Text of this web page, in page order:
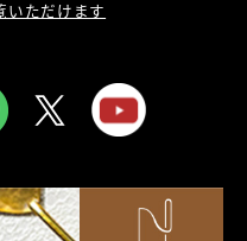
いただけます